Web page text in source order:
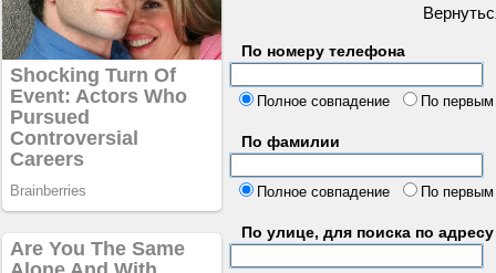
По номеру телефона
Полное совпадение
По
По фамилии
Полное совпадение По
По улице, для поиска по адресу